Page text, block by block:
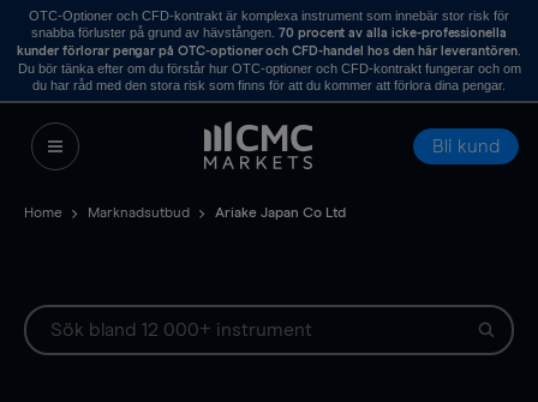
OTC-Optioner och CFD-kontrakt är komplexa instrument som innebär stor risk för
snabba förluster på grund av hävstången. 70 procent av alla icke-professionella
kunder förlorar pengar på OTC-optioner och CFD-handel hos den här leverantören.
Du bör tänka efter om du förstår hur OTC-optioner och CFD-kontrakt fungerar och om
du har råd med den stora risk som finns för att du kommer att förlora dina pengar.
Bli kund
Home Marknadsutbud Ariake Japan Co Ltd